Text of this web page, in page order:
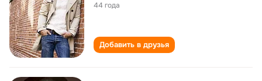
44 года
Добавить в друзья